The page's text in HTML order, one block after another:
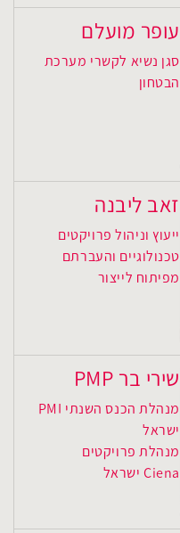
עופר מועלם
סגן נשיא לקשרי מערכת
הבטחון
זאב ליבנה
ייעוץ וניהול פרויקטים
טכנולוגיים והעברתם
מפיתוח לייצור
שירי בר PMP
מנהלת הכנס השנתי PMI
ישראל
מנהלת פרויקטים
Ciena ישראל